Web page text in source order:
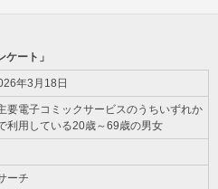
ケート」
年3月18日
要電子コミックサービスのうちいずれか
利用している20歳～69歳の男女
ーチ